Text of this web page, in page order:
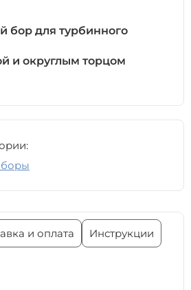
бор для турбинного
и округлым торцом
и оплата Инструкции